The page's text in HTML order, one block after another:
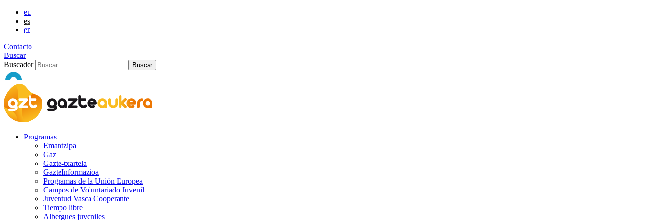
eu
es
en
Contacto
Buscar
Buscador
Programas
Emantzipa
Gaz
Gazte-txartela
GazteInformazioa
Programas de la Unión Europea
Campos de Voluntariado Juvenil
Juventud Vasca Cooperante
Tiempo libre
Albergues juveniles